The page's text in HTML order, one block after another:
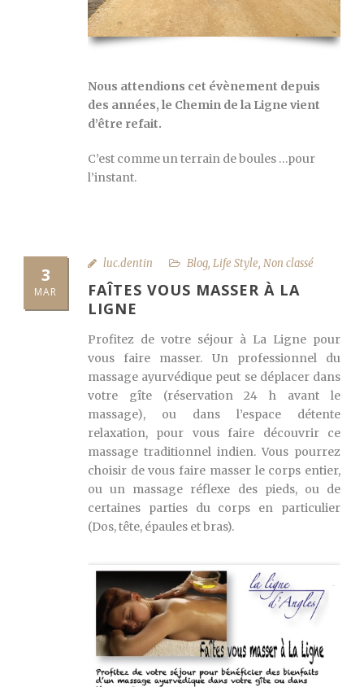
Nous attendions cet évènement depuis
des années, le Chemin de la Ligne vient
d’être refait.
C’est comme un terrain de boules …pour
l’instant.
3
MAR
luc.dentin Blog, Life Style, Non classé
FAÎTES VOUS MASSER À LA
LIGNE
Profitez de votre séjour à La Ligne pour
vous faire masser. Un professionnel du
massage ayurvédique peut se déplacer dans
votre gîte (réservation 24 h avant le
massage), ou dans l’espace détente
relaxation, pour vous faire découvrir ce
massage traditionnel indien. Vous pourrez
choisir de vous faire masser le corps entier,
ou un massage réflexe des pieds, ou de
certaines parties du corps en particulier
(Dos, tête, épaules et bras).